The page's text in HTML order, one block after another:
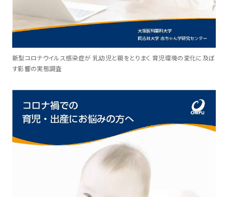
新型コロナウイルス感染症が 乳幼児と親をとりまく 育児環境の変化に及ぼ
す影響の実態調査